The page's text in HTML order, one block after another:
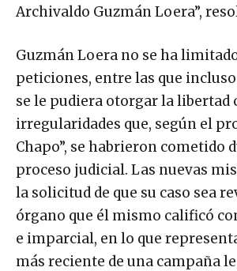
Archivaldo Guzmán Loera”,
Guzmán Loera no se ha
peticiones, entre las que
se le pudiera otorgar la libertad
irregularidades que, según el
Chapo”, se habrieron cometido
proceso judicial. Las nuevas
la solicitud de que su caso sea
órgano que él mismo calificó
e imparcial, en lo que
más reciente de una campaña